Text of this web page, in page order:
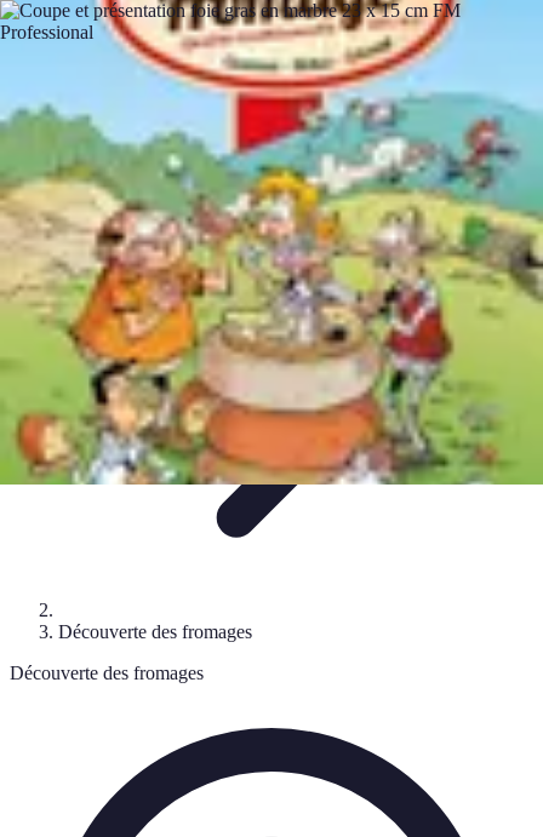
Fromages du Monde
Découvertes
DécouverteDécouvertes
Dégustationdécouverte
Fromages du Monde
Découverte des fromages
Découverte des fromages